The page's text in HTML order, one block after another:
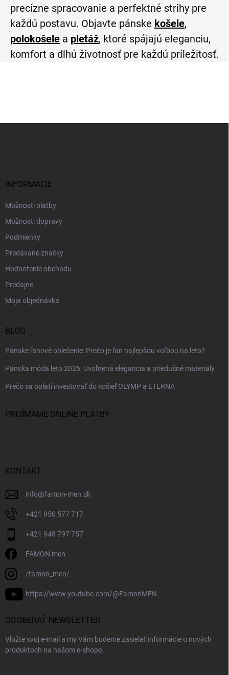
precízne spracovanie a perfektné strihy pre
každú postavu. Objavte pánske košele,
polokošele a pletáž, ktoré spájajú eleganciu,
komfort a dlhú životnosť pre každú príležitosť.
INFORMÁCIE
Možnosti platby
Možnosti dopravy
Podmienky
Predávané značky
Hodnotenie obchodu
Predajne
Moja objednávka
BLOG
Pánske ľanové oblečenie: Prečo je ľan najlepšou voľbou na leto?
Pánska móda leto 2026: Uvoľnená elegancia a priedušné materiály
Prečo sa oplatí investovať do košieľ OLYMP a ETERNA
PRIJÍMAME ONLINE PLATBY
KONTAKT
info@famon-men.sk
+421 950 577 717
+421 948 797 757
FAMON men
/famon_men/
https://www.youtube.com/@FamonMEN
ODOBERAŤ NEWSLETTER
Vložte svoj e-mail a my Vám budeme zasielať informácie o nových
produktoch na našom e-shope.